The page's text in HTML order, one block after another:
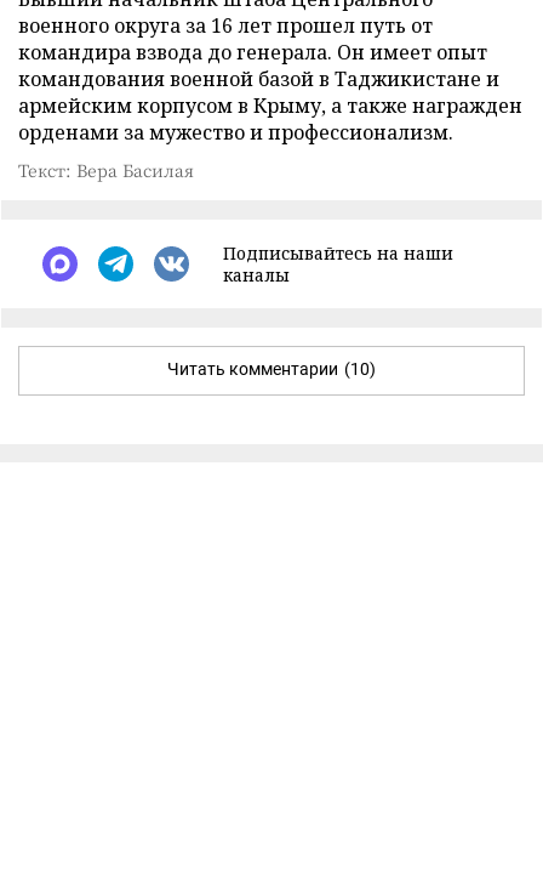
военного округа за 16 лет прошел путь от
командира взвода до генерала. Он имеет опыт
командования военной базой в Таджикистане и
армейским корпусом в Крыму, а также награжден
орденами за мужество и профессионализм.
Текст: Вера Басилая
Подписывайтесь на наши
каналы
Читать комментарии (10)